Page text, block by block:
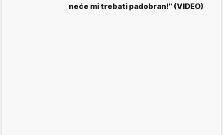
neće mi trebati padobran!" (VIDEO)